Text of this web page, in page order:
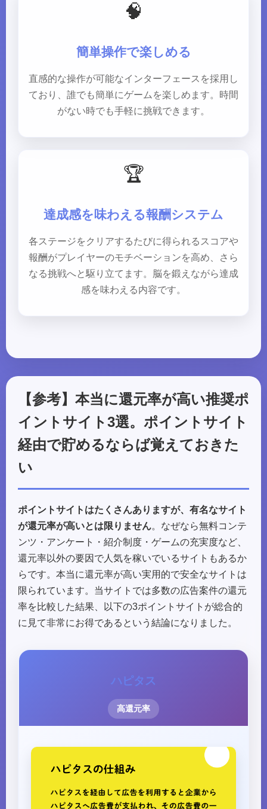
🧠
簡単操作で楽しめる
直感的な操作が可能なインターフェースを採用し
ており、誰でも簡単にゲームを楽しめます。時間
がない時でも手軽に挑戦できます。
🏆
達成感を味わえる報酬システム
各ステージをクリアするたびに得られるスコアや
報酬がプレイヤーのモチベーションを高め、さら
なる挑戦へと駆り立てます。脳を鍛えながら達成
感を味わえる内容です。
【参考】本当に還元率が高い推奨ポ
イントサイト3選。ポイントサイト
経由で貯めるならば覚えておきた
い
ポイントサイトはたくさんありますが、有名なサイト
が還元率が高いとは限りません。なぜなら無料コンテ
ンツ・アンケート・紹介制度・ゲームの充実度など、
還元率以外の要因で人気を稼いでいるサイトもあるか
らです。本当に還元率が高い実用的で安全なサイトは
限られています。当サイトでは多数の広告案件の還元
率を比較した結果、以下の3ポイントサイトが総合的
に見て非常にお得であるという結論になりました。
ハピタス
高還元率